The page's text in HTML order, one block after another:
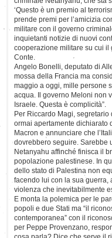
‘Questo è un premio al
prende premi per l’amicizia
militare con il governo
inquietanti notizie di nuovi
cooperazione militare su cui il
Conte.
Angelo Bonelli, deputato di
mossa della Francia ma
maggio a oggi, mille persone
acqua. Il governo Meloni non
Israele. Questa è complicità”.
Per Riccardo Magi,
ormai apertamente dichiarato
Macron e annunciare che
dovrebbero seguire. Sarebbe
Netanyahu affinché finisca il
popolazione palestinese. In
dello stato di Palestina non
facendo lui con la sua guerra,
violenza che inevitabilmente
E monta la polemica per le
popoli e due Stati ma “il
contemporanea” con il
per Peppe Provenzano,